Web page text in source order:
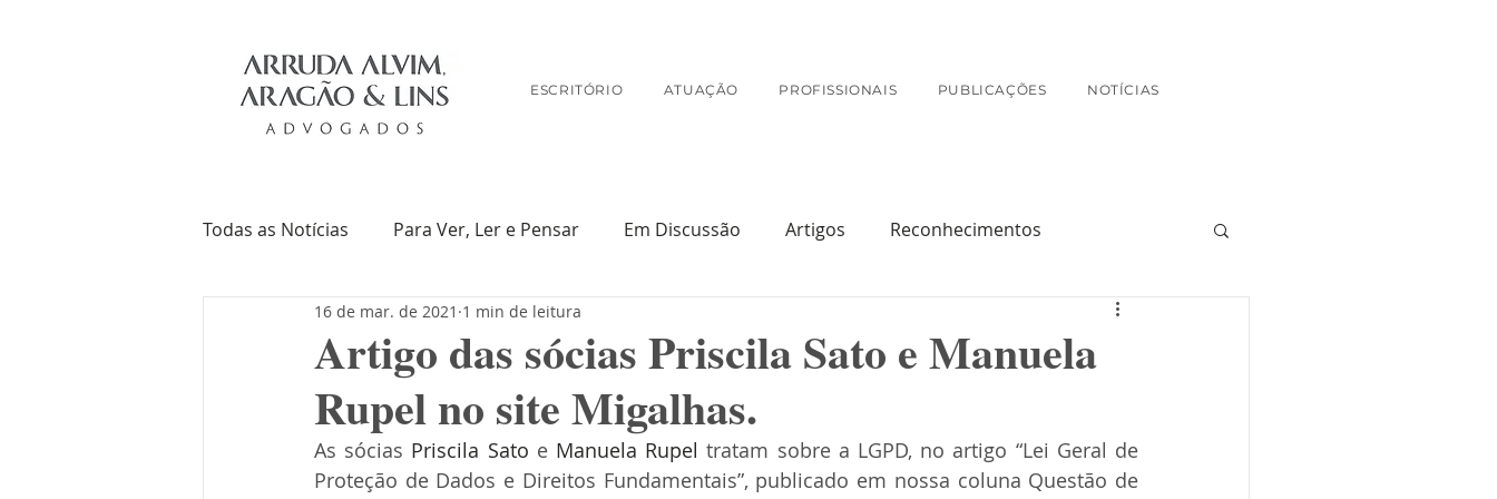
ESCRITÓRIO ATUAÇÃO PROFISSIONAIS PUBLICAÇÕES NOTÍCIAS
Todas as Notícias Para Ver, Ler e Pensar Em Discussão Artigos Reconhecimentos
Troca de Ideias Livros Na Mídia
Artigo das sócias Priscila Sato e Manuela
Rupel no site Migalhas.
16 de mar. de 2021 1 min de leitura
As sócias Priscila Sato e Manuela Rupel tratam sobre a LGPD, no artigo “Lei Geral de
Proteção de Dados e Direitos Fundamentais”, publicado em nossa coluna Questão de